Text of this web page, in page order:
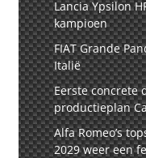
Lancia Ypsilon
kampioen
FIAT Grande
Italië
Eerste concrete
productieplan
Alfa Romeo’s
2029 weer een